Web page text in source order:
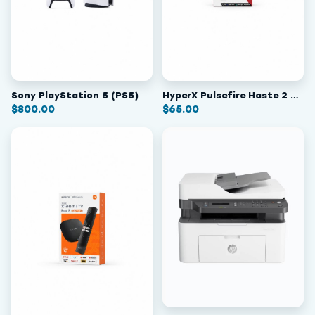
Sony PlayStation 5 (PS5)
$800.00
HyperX Pulsefire Haste 2 – Gaming Mouse
$65.00